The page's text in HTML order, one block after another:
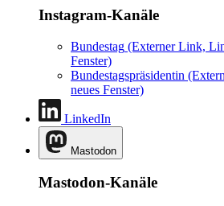
Instagram-Kanäle
Bundestag (Externer Link,
Fenster)
Bundestagspräsidentin
neues Fenster)
LinkedIn
Mastodon
Mastodon-Kanäle